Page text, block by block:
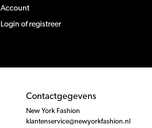
Account
Login of registreer
Contactgegevens
New York Fashion
klantenservice@newyorkfashion.nl